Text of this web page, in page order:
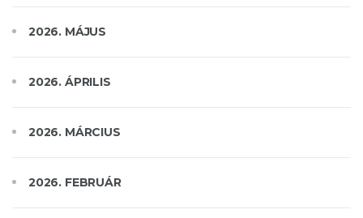
2026. MÁJUS
2026. ÁPRILIS
2026. MÁRCIUS
2026. FEBRUÁR